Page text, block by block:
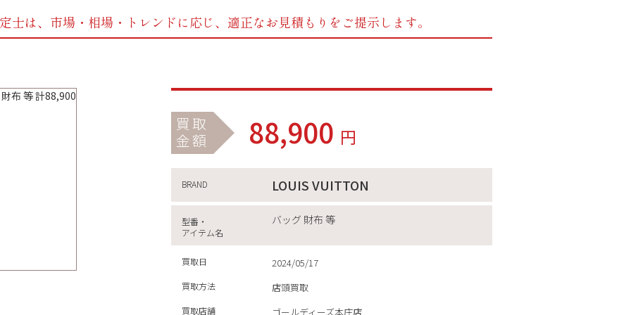
士は、市場・相場・トレンドに応じ、 適正なお見積もりをご提示します。
買取
金額
88,900 円
BRAND LOUIS VUITTON
型番・
アイテム名
バッグ 財布 等
買取日 2024/05/17
買取方法 店頭買取
買取店舗 ゴールディーズ本庄店